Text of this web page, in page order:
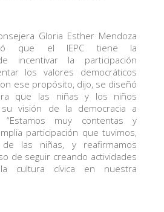
Gloria Esther Mendoza
que el IEPC tiene la
incentivar la participación
los valores democráticos
ese propósito, dijo, se diseñó
que las niñas y los niños
visión de la democracia a
muy contentas y
participación que tuvimos,
de las niñas, y reafirmamos
de seguir creando actividades
cultura cívica en nuestra